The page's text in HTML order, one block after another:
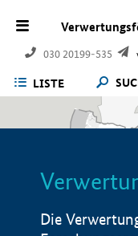
030 20199-535
LISTE
Die